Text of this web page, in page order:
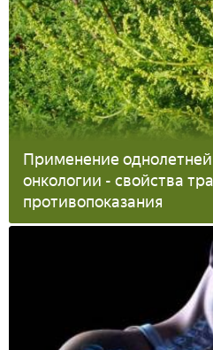
Применение
онкологии - свойства
противопоказания